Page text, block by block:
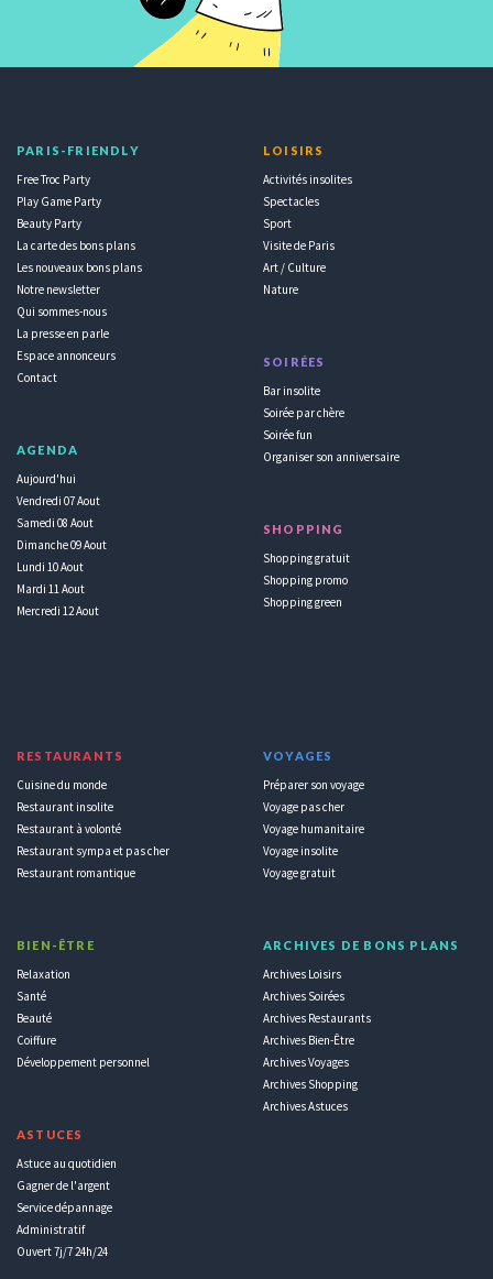
PARIS-FRIENDLY
Free Troc Party
Play Game Party
Beauty Party
La carte des bons plans
Les nouveaux bons plans
Notre newsletter
Qui sommes-nous
La presse en parle
Espace annonceurs
Contact
AGENDA
Aujourd'hui
Vendredi 07 Aout
Samedi 08 Aout
Dimanche 09 Aout
Lundi 10 Aout
Mardi 11 Aout
Mercredi 12 Aout
LOISIRS
Activités insolites
Spectacles
Sport
Visite de Paris
Art / Culture
Nature
SOIRÉES
Bar insolite
Soirée par chère
Soirée fun
Organiser son anniversaire
SHOPPING
Shopping gratuit
Shopping promo
Shopping green
RESTAURANTS
Cuisine du monde
Restaurant insolite
Restaurant à volonté
Restaurant sympa et pas cher
Restaurant romantique
BIEN-ÊTRE
Relaxation
Santé
Beauté
Coiffure
Développement personnel
ASTUCES
Astuce au quotidien
Gagner de l'argent
Service dépannage
Administratif
Ouvert 7j/7 24h/24
VOYAGES
Préparer son voyage
Voyage pas cher
Voyage humanitaire
Voyage insolite
Voyage gratuit
ARCHIVES DE BONS PLANS
Archives Loisirs
Archives Soirées
Archives Restaurants
Archives Bien-Être
Archives Voyages
Archives Shopping
Archives Astuces